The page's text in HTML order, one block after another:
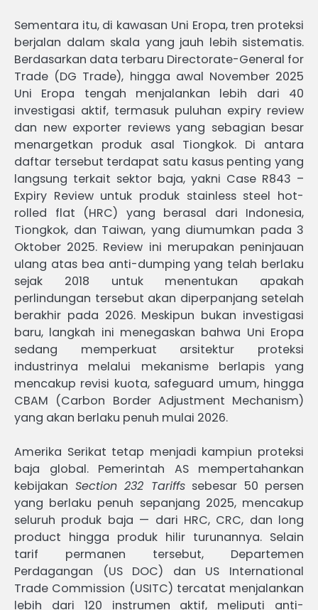
Sementara itu, di kawasan Uni Eropa, tren proteksi
berjalan dalam skala yang jauh lebih sistematis.
Berdasarkan data terbaru Directorate-General for
Trade (DG Trade), hingga awal November 2025
Uni Eropa tengah menjalankan lebih dari 40
investigasi aktif, termasuk puluhan expiry review
dan new exporter reviews yang sebagian besar
menargetkan produk asal Tiongkok. Di antara
daftar tersebut terdapat satu kasus penting yang
langsung terkait sektor baja, yakni Case R843 –
Expiry Review untuk produk stainless steel hot-
rolled flat (HRC) yang berasal dari Indonesia,
Tiongkok, dan Taiwan, yang diumumkan pada 3
Oktober 2025. Review ini merupakan peninjauan
ulang atas bea anti-dumping yang telah berlaku
sejak 2018 untuk menentukan apakah
perlindungan tersebut akan diperpanjang setelah
berakhir pada 2026. Meskipun bukan investigasi
baru, langkah ini menegaskan bahwa Uni Eropa
sedang memperkuat arsitektur proteksi
industrinya melalui mekanisme berlapis yang
mencakup revisi kuota, safeguard umum, hingga
CBAM (Carbon Border Adjustment Mechanism)
yang akan berlaku penuh mulai 2026.
Amerika Serikat tetap menjadi kampiun proteksi
baja global. Pemerintah AS mempertahankan
kebijakan Section 232 Tariffssebesar 50 persen
yang berlaku penuh sepanjang 2025, mencakup
seluruh produk baja — dari HRC, CRC, dan long
product hingga produk hilir turunannya. Selain
tarif permanen tersebut, Departemen
Perdagangan (US DOC) dan US International
Trade Commission (USITC) tercatat menjalankan
lebih dari 120 instrumen aktif, meliputi anti-